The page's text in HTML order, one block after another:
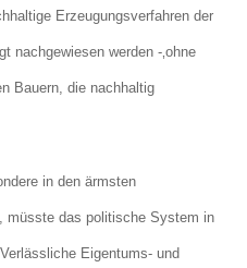
Erzeugungsverfahren der
nachgewiesen werden -‚ohne
Bauern, die nachhaltig
in den ärmsten
müsste das politische System in
Eigentums- und